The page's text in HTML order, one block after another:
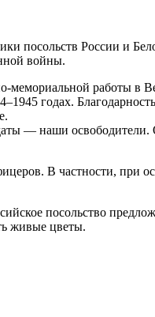
посольств России и
войны.
мемориальной работы
годах.
— наши
В частности, при
посольство
живые цветы.